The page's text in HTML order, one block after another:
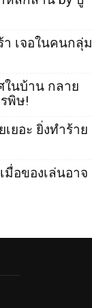
เจอในคนกลุ่ม
ในบ้าน กลาย
พิษ!
ยอะ ยิ่งทำร้าย
มื่อของเล่นอาจ